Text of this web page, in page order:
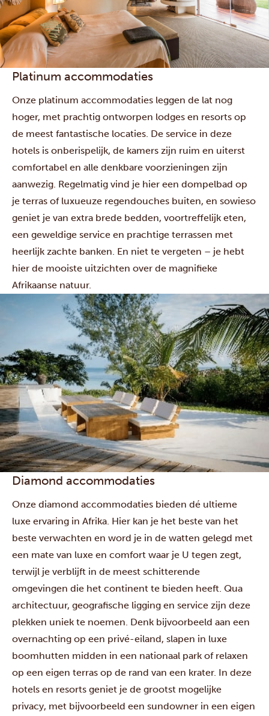
Platinum accommodaties
Onze platinum accommodaties leggen de lat nog
hoger, met prachtig ontworpen lodges en resorts op
de meest fantastische locaties. De service in deze
hotels is onberispelijk, de kamers zijn ruim en uiterst
comfortabel en alle denkbare voorzieningen zijn
aanwezig. Regelmatig vind je hier een dompelbad op
je terras of luxueuze regendouches buiten, en sowieso
geniet je van extra brede bedden, voortreffelijk eten,
een geweldige service en prachtige terrassen met
heerlijk zachte banken. En niet te vergeten – je hebt
hier de mooiste uitzichten over de magnifieke
Afrikaanse natuur.
Diamond accommodaties
Onze diamond accommodaties bieden dé ultieme
luxe ervaring in Afrika. Hier kan je het beste van het
beste verwachten en word je in de watten gelegd met
een mate van luxe en comfort waar je U tegen zegt,
terwijl je verblijft in de meest schitterende
omgevingen die het continent te bieden heeft. Qua
architectuur, geografische ligging en service zijn deze
plekken uniek te noemen. Denk bijvoorbeeld aan een
overnachting op een privé-eiland, slapen in luxe
boomhutten midden in een nationaal park of relaxen
op een eigen terras op de rand van een krater. In deze
hotels en resorts geniet je de grootst mogelijke
privacy, met bijvoorbeeld een sundowner in een eigen